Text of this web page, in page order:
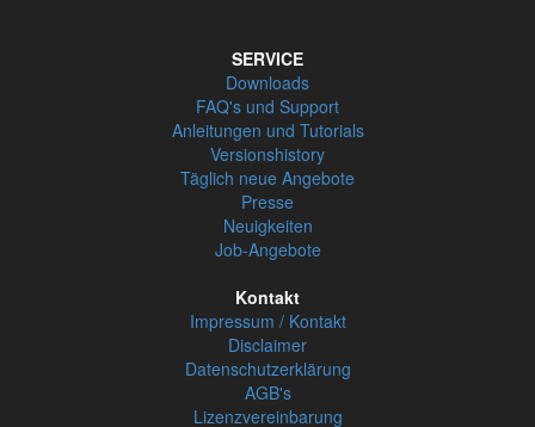
SERVICE
Downloads
FAQ's und Support
Anleitungen und Tutorials
Versionshistory
Täglich neue Angebote
Presse
Neuigkeiten
Job-Angebote
Kontakt
Impressum / Kontakt
Disclaimer
Datenschutzerklärung
AGB's
Lizenzvereinbarung